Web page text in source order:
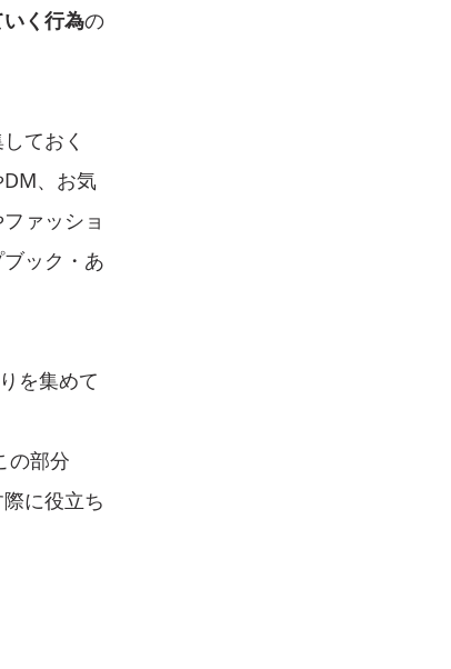
く行為の
ておく
、お気
ァッショ
ック・あ
を集めて
の部分
に役立ち